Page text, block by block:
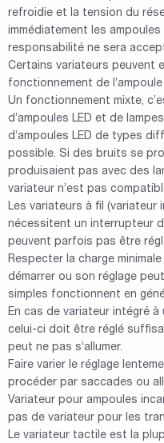
refroidie et la tension du
immédiatement les ampoules
responsabilité ne sera
Certains variateurs peuvent
fonctionnement de
Un fonctionnement mixte,
d’ampoules LED et de
d’ampoules LED de types
possible. Si des bruits se
produisaient pas avec des
variateur n’est pas
Les variateurs à fil (variateur
nécessitent un interrupteur
peuvent parfois pas être
Respecter la charge
démarrer ou son réglage
simples fonctionnent en
En cas de variateur intégré à
celui-ci doit être réglé
peut ne pas s’allumer.
Faire varier le réglage
procéder par saccades ou
Variateur pour ampoules
pas de variateur pour les
Le variateur tactile est la